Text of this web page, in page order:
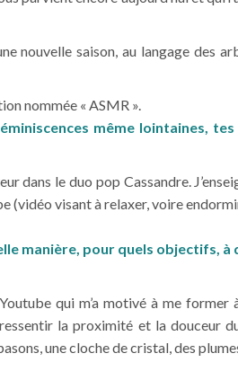
nouvelle saison, au langage des
nommée « ASMR ».
même lointaines,
dans le duo pop Cassandre.
(vidéo visant à relaxer, voire
manière, pour quels objectifs, à
qui m’a motivé à me former
la proximité et la douceur
une cloche de cristal, des